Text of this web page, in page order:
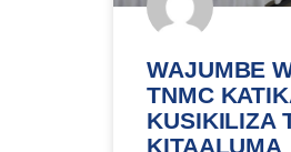
WAJUMBE
TNMC
KUSIKILIZA
KITAALUMA